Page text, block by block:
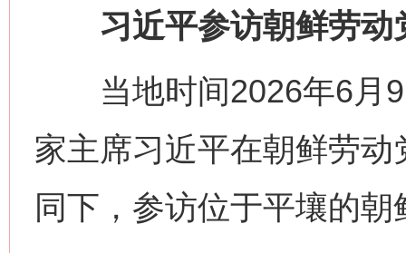
习近平参访朝鲜劳动
当地时间2026年6月9
家主席习近平在朝鲜劳
同下，参访位于平壤的